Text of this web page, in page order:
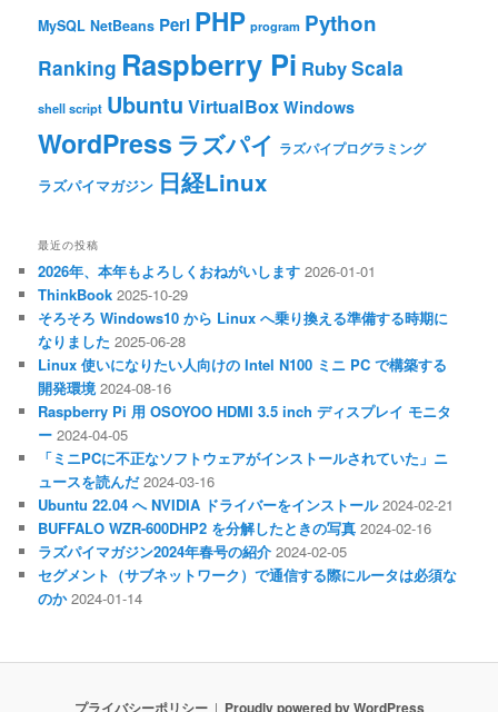
MySQL NetBeans Perl PHP program Python
Ranking Raspberry Pi RubyScala
shell script Ubuntu VirtualBox Windows
WordPress ラズパイ ラズパイプログラミング
ラズパイマガジン 日経Linux
最近の投稿
2026年、本年もよろしくおねがいします 2026-01-01
ThinkBook 2025-10-29
そろそろ Windows10 から Linux へ乗り換える準備する時期に
なりました 2025-06-28
Linux 使いになりたい人向けの Intel N100 ミニ PC で構築する
開発環境 2024-08-16
Raspberry Pi 用 OSOYOO HDMI 3.5 inch ディスプレイ モニタ
ー 2024-04-05
「ミニPCに不正なソフトウェアがインストールされていた」ニ
ュースを読んだ 2024-03-16
Ubuntu 22.04 へ NVIDIA ドライバーをインストール 2024-02-21
BUFFALO WZR-600DHP2 を分解したときの写真 2024-02-16
ラズパイマガジン2024年春号の紹介 2024-02-05
セグメント（サブネットワーク）で通信する際にルータは必須な
のか 2024-01-14
プライバシーポリシー Proudly powered by WordPress